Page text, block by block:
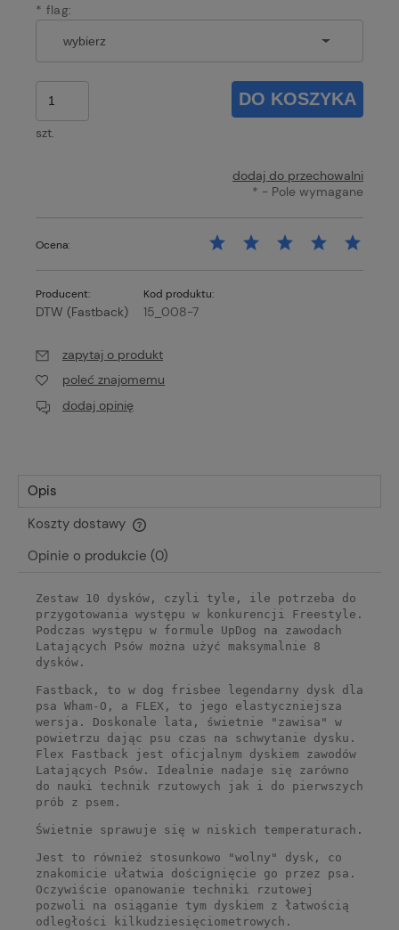
* flag:
szt.
DO KOSZYKA
dodaj do przechowalni
* - Pole wymagane
Ocena:
Producent:
DTW (Fastback)
Kod produktu:
15_008-7
zapytaj o produkt
poleć znajomemu
dodaj opinię
Opis
Koszty dostawy
Cena nie zawiera ewentualnych kosztów płatności
Opinie o produkcie (0)
Zestaw 10 dysków, czyli tyle, ile potrzeba do
przygotowania występu w konkurencji Freestyle.
Podczas występu w formule UpDog na zawodach
Latających Psów można użyć maksymalnie 8
dysków.
Fastback, to w dog frisbee legendarny dysk dla
psa Wham-O, a FLEX, to jego elastyczniejsza
wersja. Doskonale lata, świetnie "zawisa" w
powietrzu dając psu czas na schwytanie dysku.
Flex Fastback jest oficjalnym dyskiem zawodów
Latających Psów. Idealnie nadaje się zarówno
do nauki technik rzutowych jak i do pierwszych
prób z psem.
Świetnie sprawuje się w niskich temperaturach.
Jest to również stosunkowo "wolny" dysk, co
znakomicie ułatwia doścignięcie go przez psa.
Oczywiście opanowanie techniki rzutowej
pozwoli na osiąganie tym dyskiem z łatwością
odległości kilkudziesięciometrowych.